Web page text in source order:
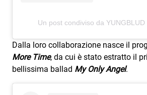
Un post condiviso da
Dalla loro collaborazione nasce il
More Time, da cui è stato estratto il
bellissima ballad My Only Angel.